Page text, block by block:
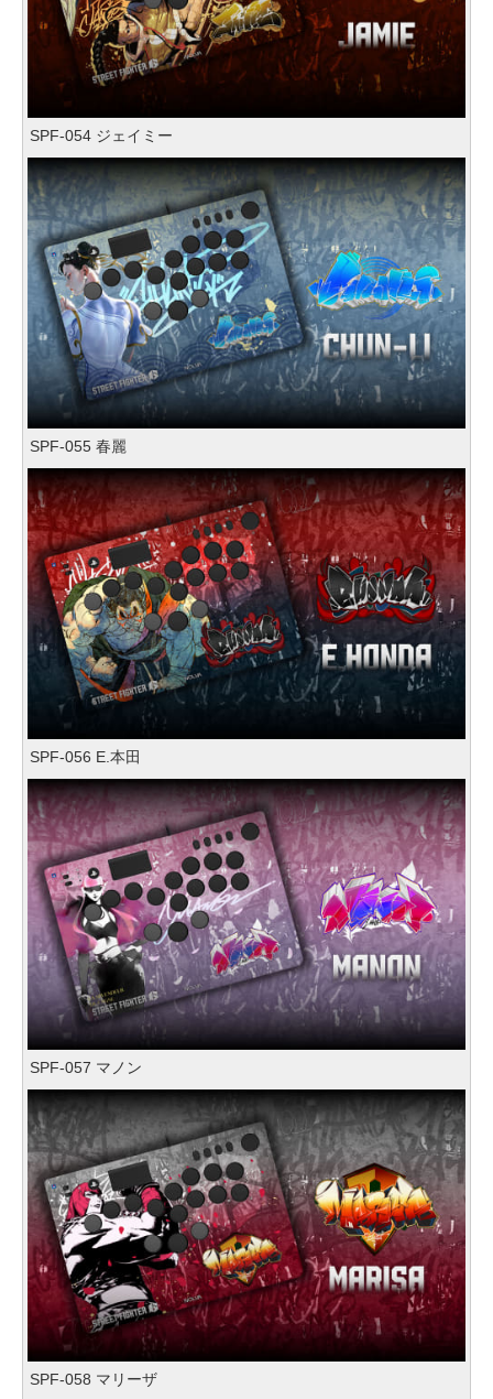
SPF-054 ジェイミー
SPF-055 春麗
SPF-056 E.本田
SPF-057 マノン
SPF-058 マリーザ